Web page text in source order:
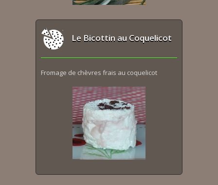
Le Bicottin au Coquelicot
Fromage de chèvres frais au coquelicot